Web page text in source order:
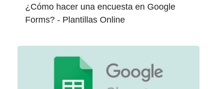
¿Cómo hacer una encuesta en Google
Forms? - Plantillas Online